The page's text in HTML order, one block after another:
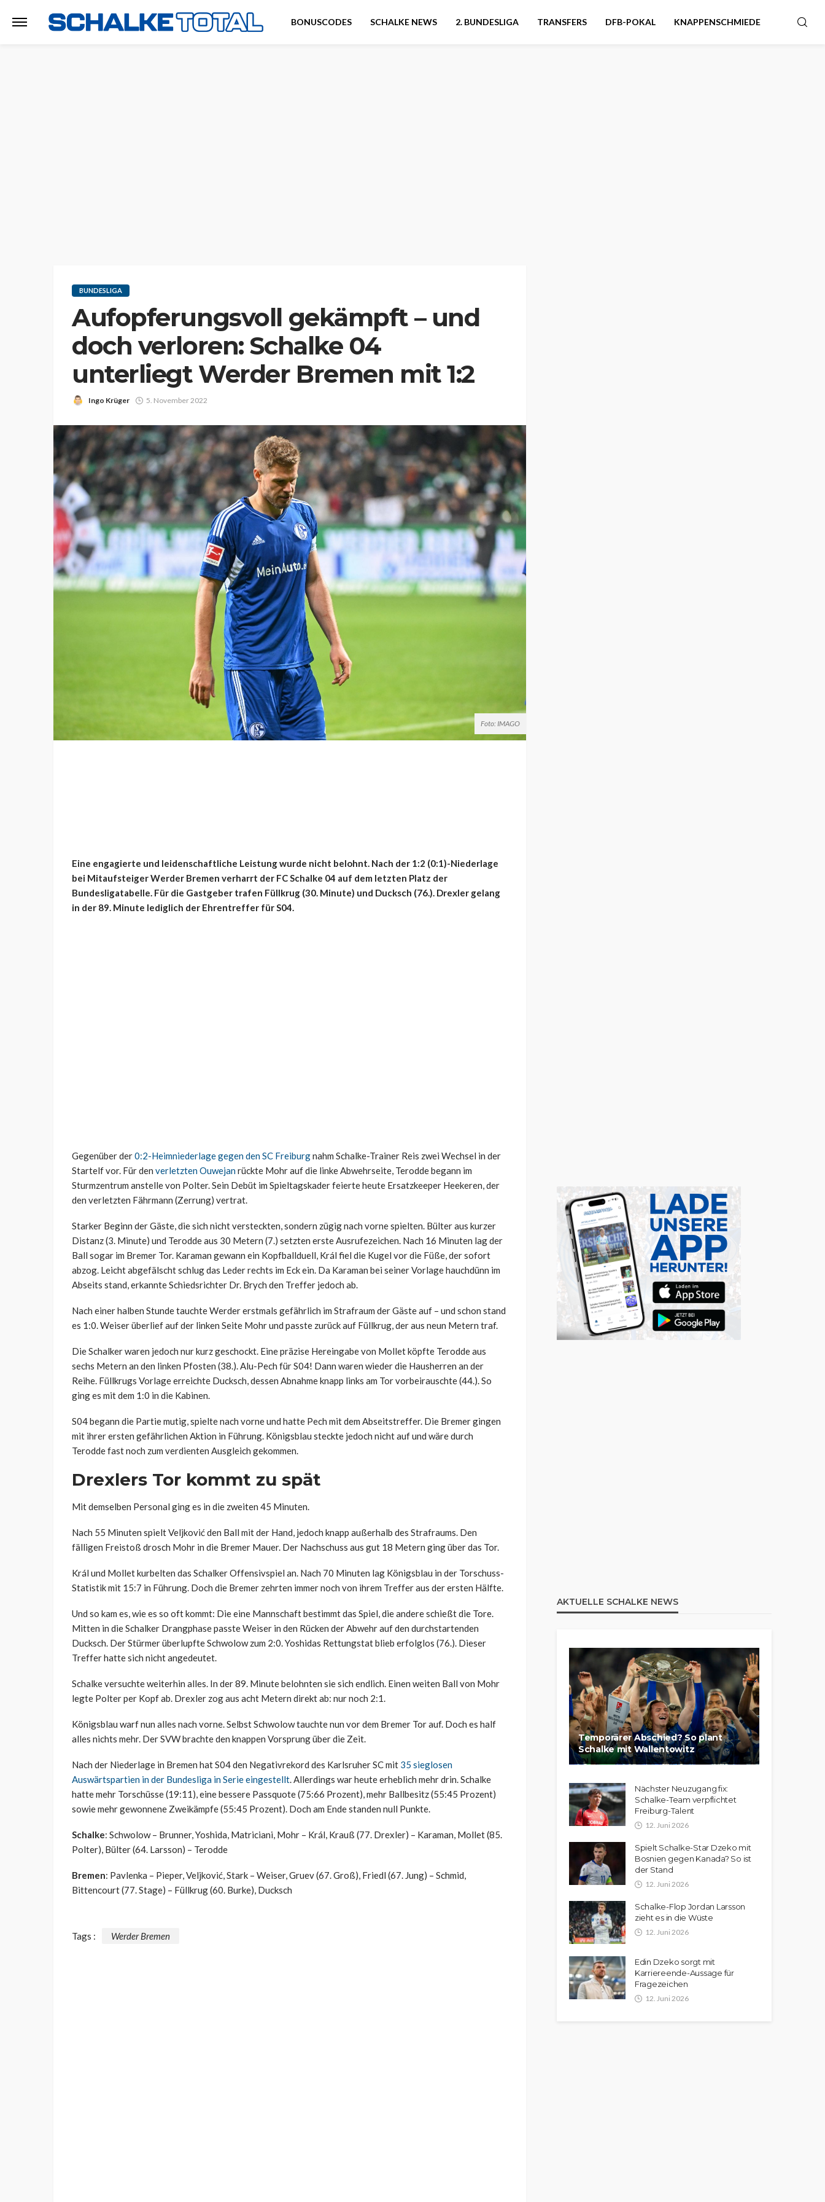
BONUSCODES SCHALKE NEWS 2. BUNDESLIGA TRANSFERS DFB-POKAL KNAPPENSCHMIEDE
BUNDESLIGA
Aufopferungsvoll gekämpft – und
doch verloren: Schalke 04
unterliegt Werder Bremen mit 1:2
Ingo Krüger 5. November 2022
Foto: IMAGO
Eine engagierte und leidenschaftliche Leistung wurde nicht belohnt. Nach der 1:2 (0:1)-Niederlage
bei Mitaufsteiger Werder Bremen verharrt der FC Schalke 04 auf dem letzten Platz der
Bundesligatabelle. Für die Gastgeber trafen Füllkrug (30. Minute) und Ducksch (76.). Drexler gelang
in der 89. Minute lediglich der Ehrentreffer für S04.
Gegenüber der0:2-Heimniederlage gegen den SC Freiburgnahm Schalke-Trainer Reis zwei Wechsel in der
Startelf vor. Für den verletzten Ouwejanrückte Mohr auf die linke Abwehrseite, Terodde begann im
Sturmzentrum anstelle von Polter. Sein Debüt im Spieltagskader feierte heute Ersatzkeeper Heekeren, der
den verletzten Fährmann (Zerrung) vertrat.
Starker Beginn der Gäste, die sich nicht versteckten, sondern zügig nach vorne spielten. Bülter aus kurzer
Distanz (3. Minute) und Terodde aus 30 Metern (7.) setzten erste Ausrufezeichen. Nach 16 Minuten lag der
Ball sogar im Bremer Tor. Karaman gewann ein Kopfballduell, Král fiel die Kugel vor die Füße, der sofort
abzog. Leicht abgefälscht schlug das Leder rechts im Eck ein. Da Karaman bei seiner Vorlage hauchdünn im
Abseits stand, erkannte Schiedsrichter Dr. Brych den Treffer jedoch ab.
Nach einer halben Stunde tauchte Werder erstmals gefährlich im Strafraum der Gäste auf – und schon stand
es 1:0. Weiser überlief auf der linken Seite Mohr und passte zurück auf Füllkrug, der aus neun Metern traf.
Die Schalker waren jedoch nur kurz geschockt. Eine präzise Hereingabe von Mollet köpfte Terodde aus
sechs Metern an den linken Pfosten (38.). Alu-Pech für S04! Dann waren wieder die Hausherren an der
Reihe. Füllkrugs Vorlage erreichte Ducksch, dessen Abnahme knapp links am Tor vorbeirauschte (44.). So
ging es mit dem 1:0 in die Kabinen.
S04 begann die Partie mutig, spielte nach vorne und hatte Pech mit dem Abseitstreffer. Die Bremer gingen
mit ihrer ersten gefährlichen Aktion in Führung. Königsblau steckte jedoch nicht auf und wäre durch
Terodde fast noch zum verdienten Ausgleich gekommen.
Drexlers Tor kommt zu spät
Mit demselben Personal ging es in die zweiten 45 Minuten.
Nach 55 Minuten spielt Veljković den Ball mit der Hand, jedoch knapp außerhalb des Strafraums. Den
fälligen Freistoß drosch Mohr in die Bremer Mauer. Der Nachschuss aus gut 18 Metern ging über das Tor.
Král und Mollet kurbelten das Schalker Offensivspiel an. Nach 70 Minuten lag Königsblau in der Torschuss-
Statistik mit 15:7 in Führung. Doch die Bremer zehrten immer noch von ihrem Treffer aus der ersten Hälfte.
Und so kam es, wie es so oft kommt: Die eine Mannschaft bestimmt das Spiel, die andere schießt die Tore.
Mitten in die Schalker Drangphase passte Weiser in den Rücken der Abwehr auf den durchstartenden
Ducksch. Der Stürmer überlupfte Schwolow zum 2:0. Yoshidas Rettungstat blieb erfolglos (76.). Dieser
Treffer hatte sich nicht angedeutet.
Schalke versuchte weiterhin alles. In der 89. Minute belohnten sie sich endlich. Einen weiten Ball von Mohr
legte Polter per Kopf ab. Drexler zog aus acht Metern direkt ab: nur noch 2:1.
Königsblau warf nun alles nach vorne. Selbst Schwolow tauchte nun vor dem Bremer Tor auf. Doch es half
alles nichts mehr. Der SVW brachte den knappen Vorsprung über die Zeit.
Nach der Niederlage in Bremen hat S04 den Negativrekord des Karlsruher SC mit 35 sieglosen
Auswärtspartien in der Bundesliga in Serie eingestellt. Allerdings war heute erheblich mehr drin. Schalke
hatte mehr Torschüsse (19:11), eine bessere Passquote (75:66 Prozent), mehr Ballbesitz (55:45 Prozent)
sowie mehr gewonnene Zweikämpfe (55:45 Prozent). Doch am Ende standen null Punkte.
Schalke: Schwolow – Brunner, Yoshida, Matriciani, Mohr – Král, Krauß (77. Drexler) – Karaman, Mollet (85.
Polter), Bülter (64. Larsson) – Terodde
Bremen: Pavlenka – Pieper, Veljković, Stark – Weiser, Gruev (67. Groß), Friedl (67. Jung) – Schmid,
Bittencourt (77. Stage) – Füllkrug (60. Burke), Ducksch
Tags : Werder Bremen
AKTUELLE SCHALKE NEWS
Temporärer Abschied? So plant
Schalke mit Wallentowitz
Nächster Neuzugang fix:
Schalke-Team verpflichtet
Freiburg-Talent
12. Juni 2026
Spielt Schalke-Star Dzeko mit
Bosnien gegen Kanada? So ist
der Stand
12. Juni 2026
Schalke-Flop Jordan Larsson
zieht es in die Wüste
12. Juni 2026
Edin Dzeko sorgt mit
Karriereende-Aussage für
Fragezeichen
12. Juni 2026